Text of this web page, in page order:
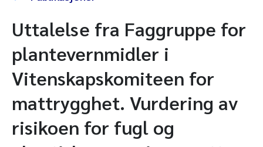
Uttalelse fra Faggruppe for
plantevernmidler i
Vitenskapskomiteen for
mattrygghet. Vurdering av
risikoen for fugl og